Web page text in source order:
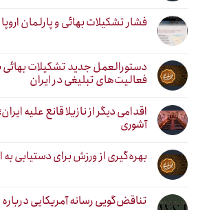
فشار تشکیلات بهائی و پارلمان
دستورالعمل جدید تشکیلات
فعالیت‌های تبلیغی در ایران
اقدامی دیگر از نازیلا قانع علیه
آشوری
بهره‌گیری از ورزش برای دستیابی
تناقض‌گویی رسانه آمریکایی درباره